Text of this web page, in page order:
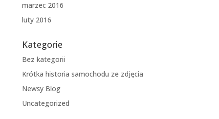
marzec 2016
luty 2016
Kategorie
Bez kategorii
Krótka historia samochodu ze zdjęcia
Newsy Blog
Uncategorized